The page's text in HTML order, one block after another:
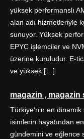
yüksek performanslı
alan adı hizmetleriyle
sunuyor. Yüksek
EPYC işlemciler ve
üzerine kuruludur. E-
ve yüksek […]
magazin ,
Türkiye’nin en
isimlerin hayatından
gündemini ve eğlence